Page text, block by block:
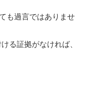
も過言ではありませ
る証拠がなければ、